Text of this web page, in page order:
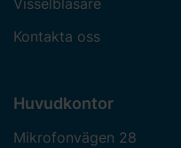
Kontakta oss
Huvudkontor
Mikrofonvägen 28